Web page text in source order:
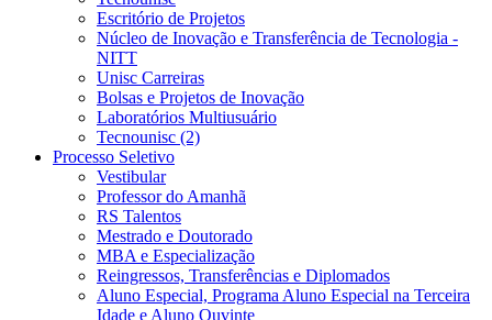
Escritório de Projetos
Núcleo de Inovação e Transferência de Tecnologia -
NITT
Unisc Carreiras
Bolsas e Projetos de Inovação
Laboratórios Multiusuário
Tecnounisc (2)
Processo Seletivo
Vestibular
Professor do Amanhã
RS Talentos
Mestrado e Doutorado
MBA e Especialização
Reingressos, Transferências e Diplomados
Aluno Especial, Programa Aluno Especial na Terceira
Idade e Aluno Ouvinte